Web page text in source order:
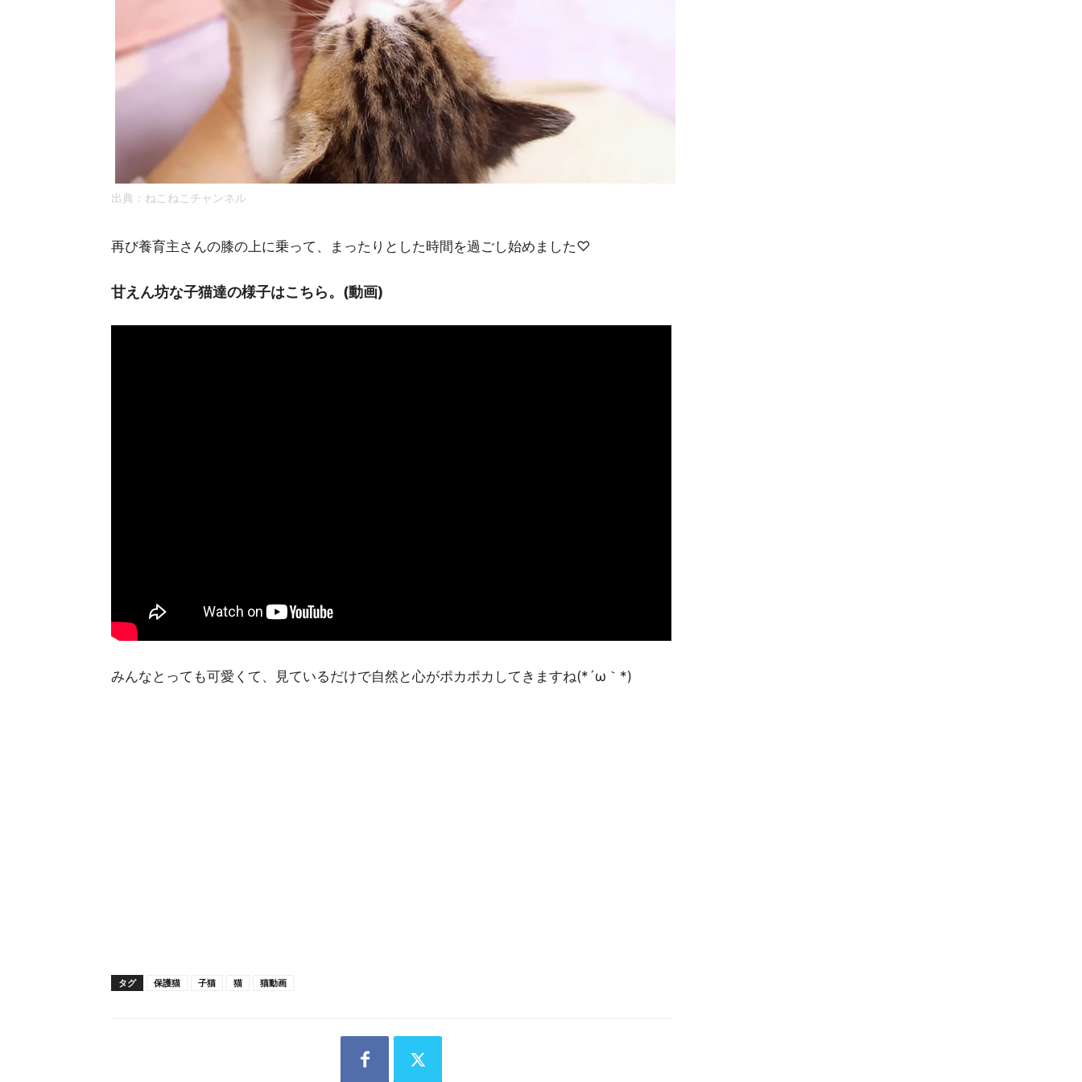
出典：ねこねこチャンネル
再び養育主さんの膝の上に乗って、まったりとした時間を過ごし始めました♡
甘えん坊な子猫達の様子はこちら。(動画)
みんなとっても可愛くて、見ているだけで自然と心がポカポカしてきますね(*´ω｀*)
タグ 保護猫 子猫 猫 猫動画